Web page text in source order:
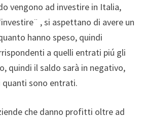
vengono ad investire in Italia,
, si aspettano di avere un
hanno speso, quindi
a quelli entrati piú gli
quindi il saldo sarà in negativo,
quanti sono entrati.
che danno profitti oltre ad